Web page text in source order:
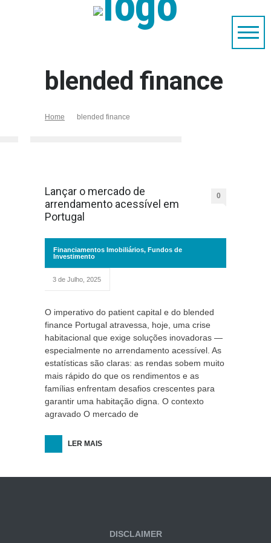
blended finance
Home blended finance
Lançar o mercado de
arrendamento acessível em
Portugal
0
Financiamentos Imobiliários, Fundos de
Investimento
3 de Julho, 2025
O imperativo do patient capital e do blended
finance Portugal atravessa, hoje, uma crise
habitacional que exige soluções inovadoras —
especialmente no arrendamento acessível. As
estatísticas são claras: as rendas sobem muito
mais rápido do que os rendimentos e as
famílias enfrentam desafios crescentes para
garantir uma habitação digna. O contexto
agravado O mercado de
LER MAIS
DISCLAIMER